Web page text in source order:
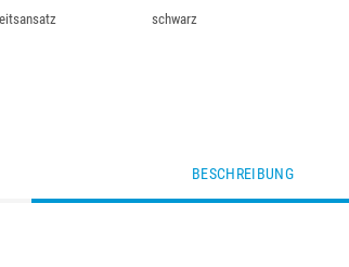
schwarz
BESCHREIBUNG